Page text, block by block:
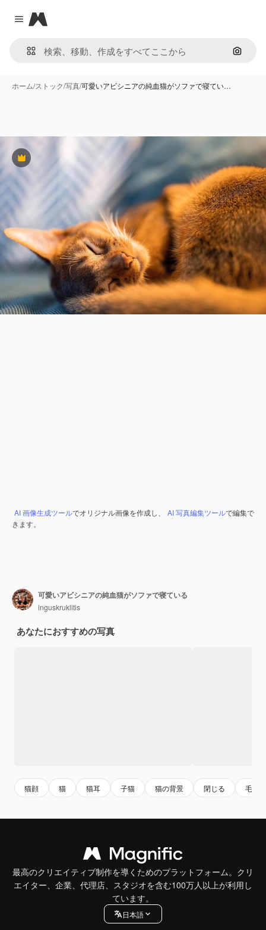
Close menu
Magnific
画像で
ホーム/ストック/写真/可愛いアビシニアの純血猫がソファで寝てい…
Premium
AI 画像生成ツールでオリジナル画像を作成し、 AI 写真編集ツールで編集で
きます。
可愛いアビシニアの純血猫がソファで寝ている
inguskruklitis
あなたにおすすめの写真
猫顔 猫 猫耳 子猫 猫の背景 閉じる 毛
最高のクリエイティブ制作を導くためのプラットフォーム。クリ
エイター、企業、代理店、スタジオを含む100万人以上が利用し
ています。
日本語